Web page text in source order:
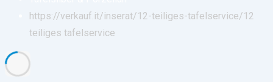
https://verkauf.it/inserat/12-teiliges-tafelservice/12
teiliges tafelservice